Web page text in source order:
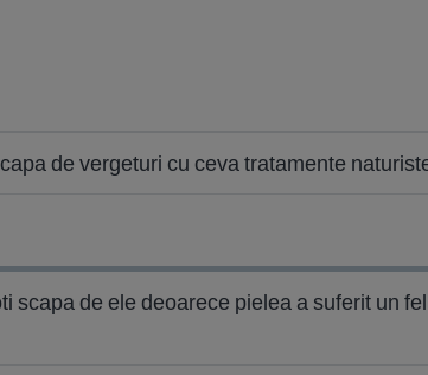
de vergeturi cu ceva tratamente
scapa de ele deoarece pielea a suferit un